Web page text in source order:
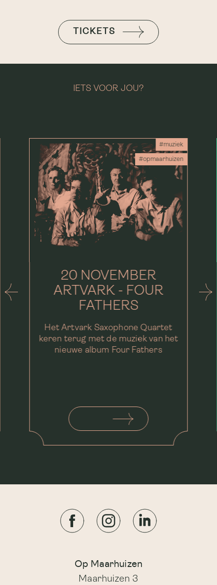
TICKETS
IETS VOOR JOU?
#muziek
#opmaarhuizen
20 NOVEMBER
ARTVARK - FOUR
FATHERS
Het Artvark Saxophone Quartet
keren terug met de muziek van het
nieuwe album Four Fathers
Op Maarhuizen
Maarhuizen 3